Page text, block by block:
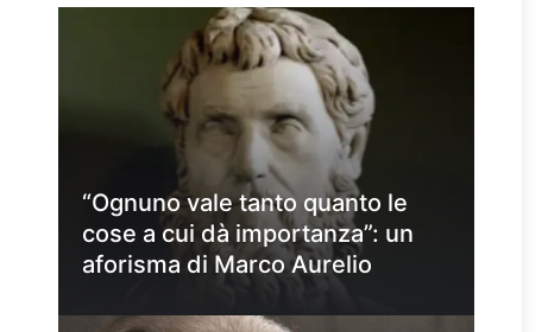
“Ognuno vale tanto quanto le
cose a cui dà importanza”: un
aforisma di Marco Aurelio